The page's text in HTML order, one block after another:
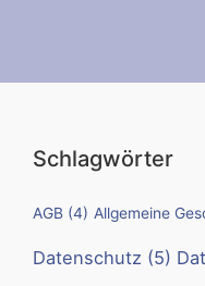
Schlagwörter
AGB (4) Allgemeine
Datenschutz (5)